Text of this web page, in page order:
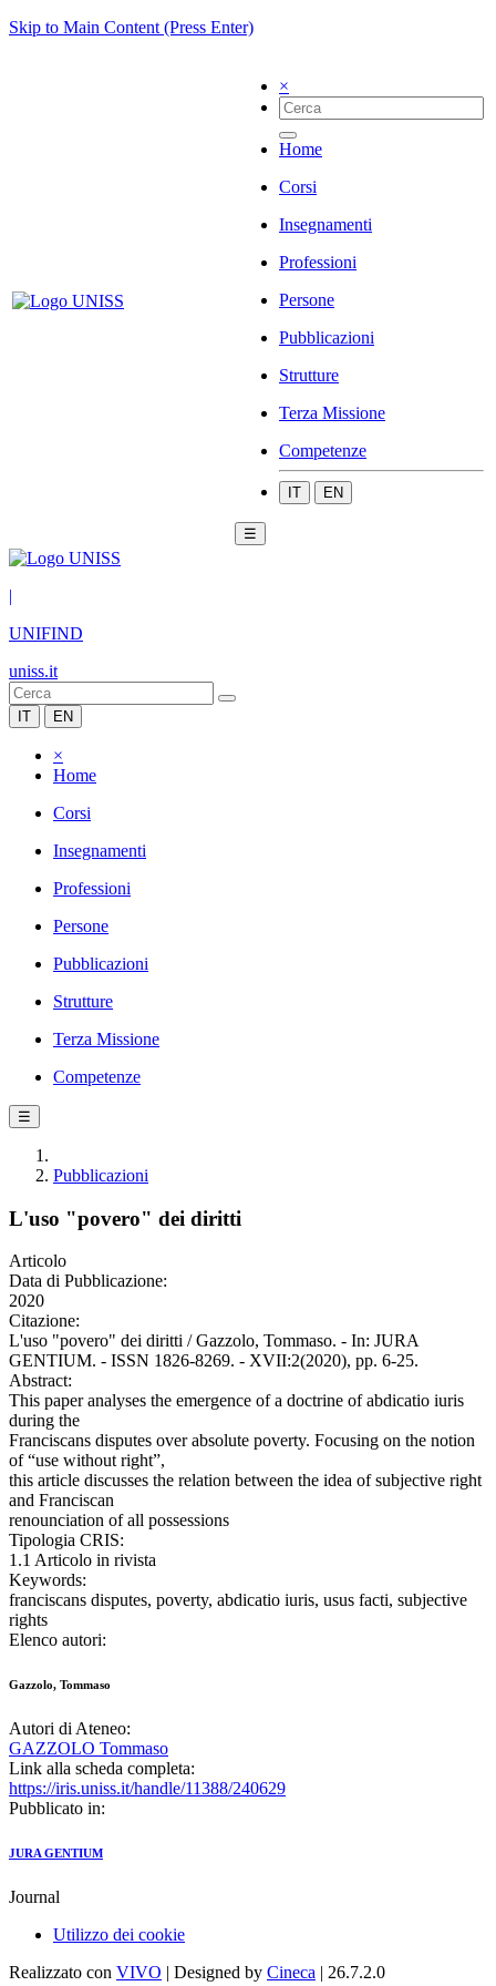
Skip to Main Content (Press Enter)
×
Home
Corsi
Insegnamenti
Professioni
Persone
Pubblicazioni
Strutture
Terza Missione
Competenze
IT EN
☰
|
UNIFIND
uniss.it
IT EN
×
Home
Corsi
Insegnamenti
Professioni
Persone
Pubblicazioni
Strutture
Terza Missione
Competenze
☰
Pubblicazioni
L'uso "povero" dei diritti
Articolo
Data di Pubblicazione:
2020
Citazione:
L'uso "povero" dei diritti / Gazzolo, Tommaso. - In: JURA
GENTIUM. - ISSN 1826-8269. - XVII:2(2020), pp. 6-25.
Abstract:
This paper analyses the emergence of a doctrine of abdicatio iuris
during the
Franciscans disputes over absolute poverty. Focusing on the notion
of “use without right”,
this article discusses the relation between the idea of subjective right
and Franciscan
renounciation of all possessions
Tipologia CRIS:
1.1 Articolo in rivista
Keywords:
franciscans disputes, poverty, abdicatio iuris, usus facti, subjective
rights
Elenco autori:
Gazzolo, Tommaso
Autori di Ateneo:
GAZZOLO Tommaso
Link alla scheda completa:
https://iris.uniss.it/handle/11388/240629
Pubblicato in:
JURA GENTIUM
Journal
Utilizzo dei cookie
Realizzato con VIVO | Designed by Cineca | 26.7.2.0